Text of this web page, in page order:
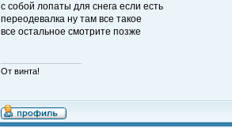
с собой лопаты для снега если есть
переодевалка ну там все такое
все остальное смотрите позже
От винта!